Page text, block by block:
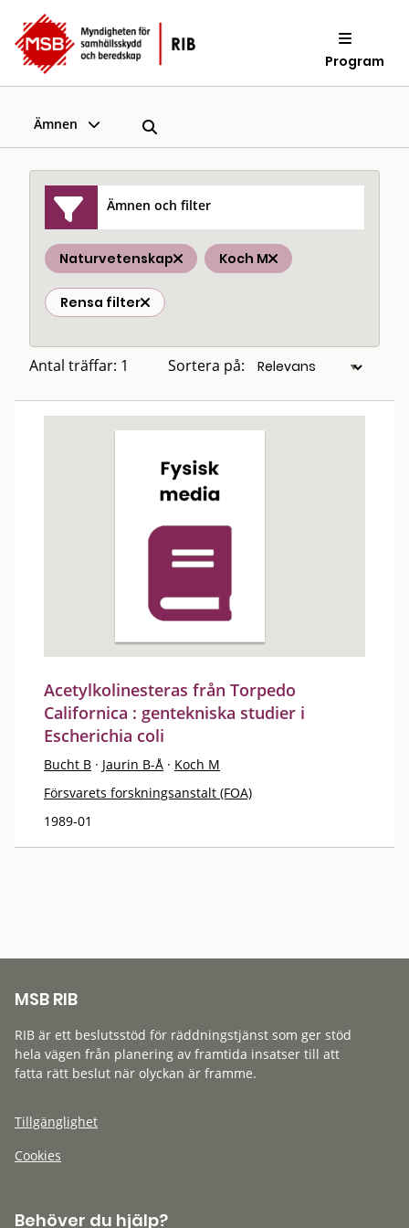
Program
Ämnen
Ämnen och filter
Naturvetenskap Koch M
Rensa filter
Antal träffar: 1 Sortera på:
Acetylkolinesteras från Torpedo
Californica : gentekniska studier i
Escherichia coli
Bucht B · Jaurin B-Å · Koch M
Försvarets forskningsanstalt (FOA)
1989-01
MSB RIB
RIB är ett beslutsstöd för räddningstjänst som ger stöd
hela vägen från planering av framtida insatser till att
fatta rätt beslut när olyckan är framme.
Tillgänglighet
Cookies
Behöver du hjälp?